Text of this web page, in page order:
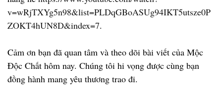
v=wRjTXYg5n98&list=PLDqGBoASUg94IKT5utsze0P
ZOKT4hUN8D&index=7.
Cảm ơn bạn đã quan tâm và theo dõi bài viết của Mộc
Độc Chất hôm nay. Chúng tôi hi vọng được cùng bạn
đồng hành mang yêu thương trao đi.